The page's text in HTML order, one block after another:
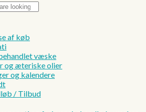
af køb
væske
og æteriske olier
og kalendere
/ Tilbud